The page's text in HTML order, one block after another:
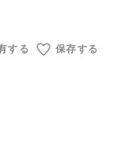
する 保存する